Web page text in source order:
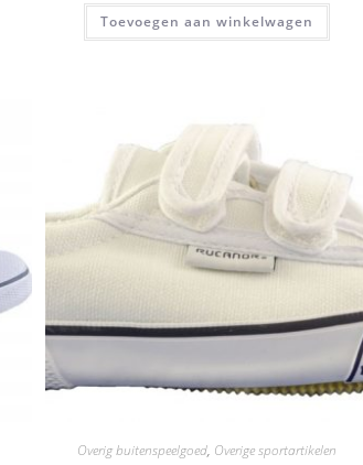
Toevoegen aan winkelwagen
Overig buitenspeelgoed, Overige sportartikelen